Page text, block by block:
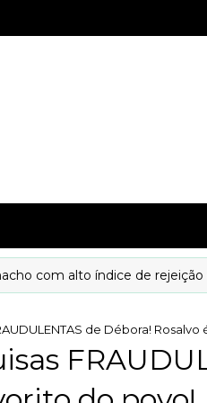
com alto índice de rejeição em
de Débora!